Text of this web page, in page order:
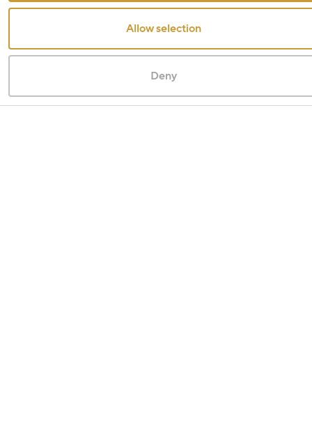
Allow selection
Deny